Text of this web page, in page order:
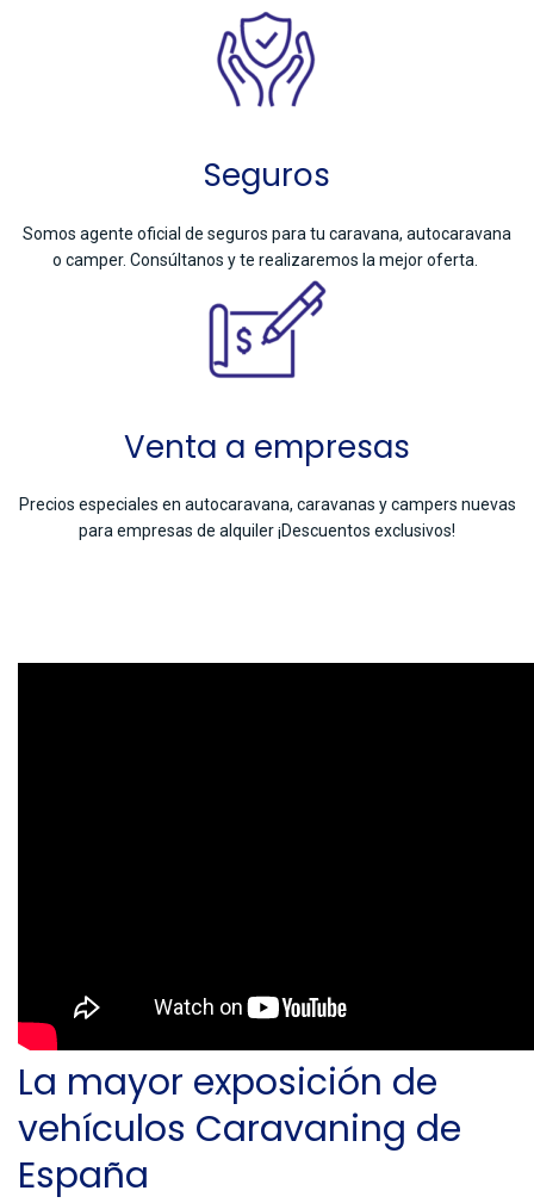
Seguros
Somos agente oficial de seguros para tu caravana, autocaravana
o camper. Consúltanos y te realizaremos la mejor oferta.
Venta a empresas
Precios especiales en autocaravana, caravanas y campers nuevas
para empresas de alquiler ¡Descuentos exclusivos!
La mayor exposición de
vehículos Caravaning de
España